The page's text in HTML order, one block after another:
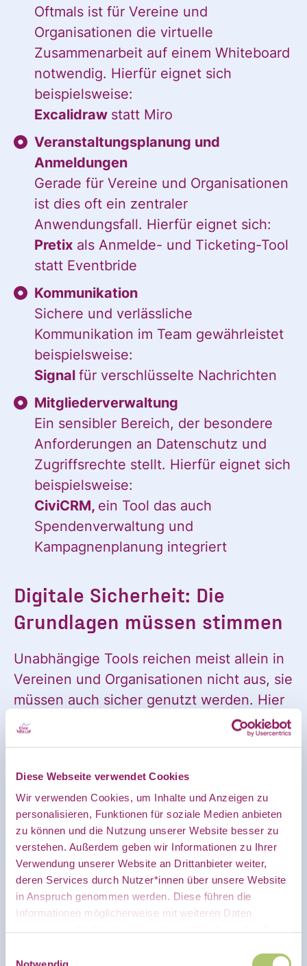
Diese Webseite verwendet Cookies
Wir verwenden Cookies, um Inhalte und Anzeigen zu
personalisieren, Funktionen für soziale Medien anbieten
zu können und die Nutzung unserer Website besser zu
verstehen. Außerdem geben wir Informationen zu Ihrer
Verwendung unserer Website an Drittanbieter weiter,
deren Services durch Nutzer*innen über unsere Website
in Anspruch genommen werden. Diese führen die
Informationen möglicherweise mit weiteren Daten
haben.
Oftmals ist für Vereine und
Organisationen die virtuelle
Zusammenarbeit auf einem Whiteboard
notwendig. Hierfür eignet sich
beispielsweise:
Excalidraw statt Miro
Veranstaltungsplanung und
Anmeldungen
Gerade für Vereine und Organisationen
ist dies oft ein zentraler
Anwendungsfall. Hierfür eignet sich:
Pretix als Anmelde- und Ticketing-Tool
statt Eventbride
Kommunikation
Sichere und verlässliche
Kommunikation im Team gewährleistet
beispielsweise:
Signal für verschlüsselte Nachrichten
Mitgliederverwaltung
Ein sensibler Bereich, der besondere
Anforderungen an Datenschutz und
Zugriffsrechte stellt. Hierfür eignet sich
beispielsweise:
CiviCRM, ein Tool das auch
Spendenverwaltung und
Kampagnenplanung integriert
Digitale Sicherheit: Die
Grundlagen müssen stimmen
Unabhängige Tools reichen meist allein in
Vereinen und Organisationen nicht aus, sie
müssen auch sicher genutzt werden. Hier
haben wir ein paar grundlegende
Maßnahmen für Euch zusammengestellt:
Starke, unterschiedliche Passwörter für
alle Dienste einsetzten.
Passwortmanager wieBitwarden
helfen bei der Verwaltung und
Generierung von Passwörtern.
Wachsamkeit bei E-Mails ist notwendig.
Phishing-Mails erkennen und direkt
melden.
Ja, ich möchte
alle
Informationen
und
Ankündigungen
des CDL direkt
in mein
persönliches
Postfach:
Ja, ich
möchte alle
und
des CDL
direkt in
mein
persönliches